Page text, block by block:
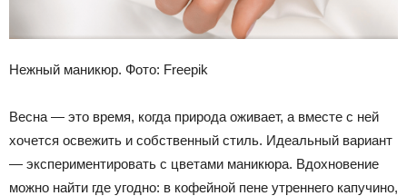
Нежный маникюр. Фото: Freepik
Весна — это время, когда природа оживает, а вместе с ней
хочется освежить и собственный стиль. Идеальный вариант
— экспериментировать с цветами маникюра. Вдохновение
можно найти где угодно: в кофейной пене утреннего капучино,